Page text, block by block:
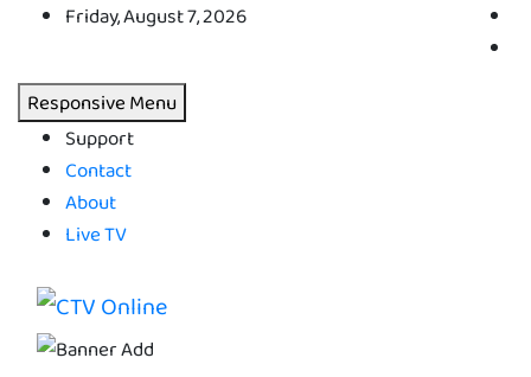
content
Friday, August 7, 2026
Responsive Menu
Support
Contact
About
Live TV
CTV Online